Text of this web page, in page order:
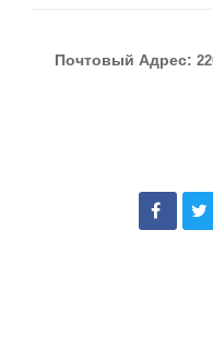
Почтовый Адрес: